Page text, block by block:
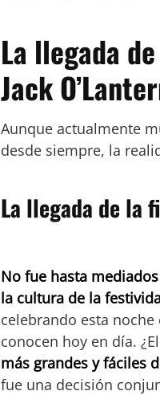
La llegada
Jack
Aunque actualmente
desde siempre, la
La llegada de la
No fue hasta
la cultura de la
celebrando esta noche
conocen hoy en día.
más grandes y fáciles
fue una decisión